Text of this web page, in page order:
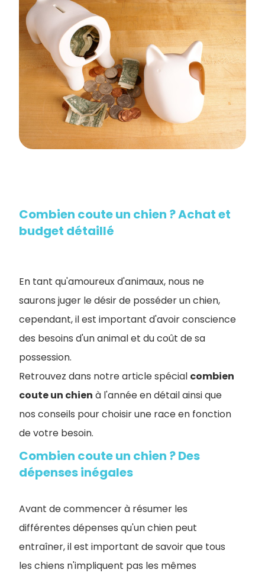
Combien coute un chien ? Achat et
budget détaillé
En tant qu'amoureux d'animaux, nous ne
saurons juger le désir de posséder un chien,
cependant, il est important d'avoir conscience
des besoins d'un animal et du coût de sa
possession.
Retrouvez dans notre article spécial combien
coute un chien à l'année en détail ainsi que
nos conseils pour choisir une race en fonction
de votre besoin.
Combien coute un chien ? Des
dépenses inégales
Avant de commencer à résumer les
différentes dépenses qu'un chien peut
entraîner, il est important de savoir que tous
les chiens n'impliquent pas les mêmes